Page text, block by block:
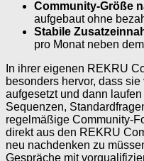
Community-Größe
aufgebaut ohne
Stabile
pro Monat neben
In ihrer eigenen REKRU
besonders hervor, dass sie
aufgesetzt und dann
Sequenzen,
regelmäßige Community-
direkt aus den REKRU
neu nachdenken zu
Gespräche mit